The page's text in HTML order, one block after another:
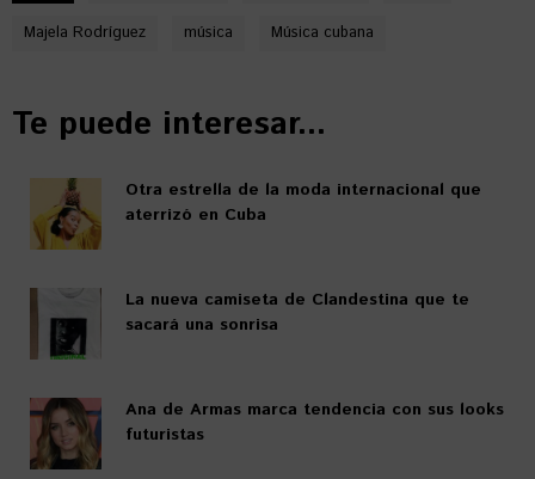
Majela Rodríguez música Música cubana
Te puede interesar...
Otra estrella de la moda internacional que
aterrizó en Cuba
La nueva camiseta de Clandestina que te
sacará una sonrisa
Ana de Armas marca tendencia con sus looks
futuristas